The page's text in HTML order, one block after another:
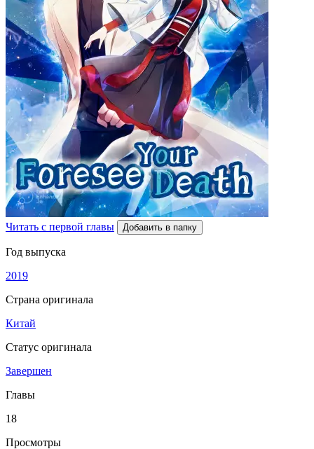
Читать с первой главы Добавить в папку
Год выпуска
2019
Страна оригинала
Китай
Статус оригинала
Завершен
Главы
18
Просмотры